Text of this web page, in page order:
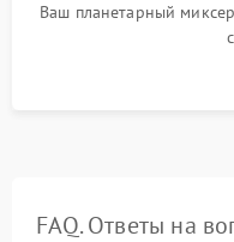
Ваш планетарный
FAQ. Ответы на